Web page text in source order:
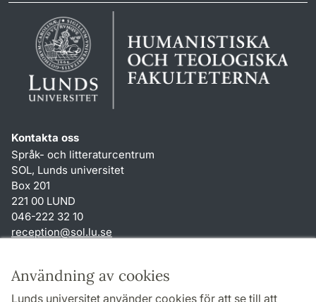
Användning av cookies
Lunds universitet använder cookies för att se till att
Kontakta oss
Språk- och litteraturcentrum
SOL, Lunds universitet
Box 201
221 00 LUND
046-222 32 10
reception@sol.lu.se
Genvägar
Om webbplatsen och cookies